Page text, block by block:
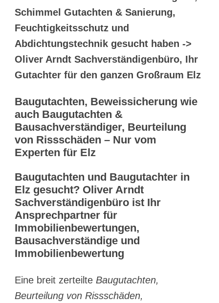
Schimmel Gutachten & Sanierung,
Feuchtigkeitsschutz und
Abdichtungstechnik gesucht haben ->
Oliver Arndt Sachverständigenbüro, Ihr
Gutachter für den ganzen Großraum Elz
Baugutachten, Beweissicherung wie
auch Baugutachten &
Bausachverständiger, Beurteilung
von Rissschäden – Nur vom
Experten für Elz
Baugutachten und Baugutachter in
Elz gesucht? Oliver Arndt
Sachverständigenbüro ist Ihr
Ansprechpartner für
Immobilienbewertungen,
Bausachverständige und
Immobilienbewertung
Eine breit zerteilte Baugutachten,
Beurteilung von Rissschäden,